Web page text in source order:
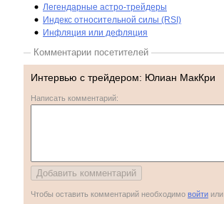
Легендарные астро-трейдеры
Индекс относительной силы (RSI)
Инфляция или дефляция
Комментарии посетителей
Интервью с трейдером: Юлиан МакКри
Написать комментарий:
Чтобы оставить комментарий необходимо войти или